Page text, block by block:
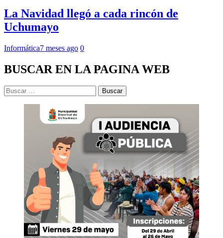
La Navidad llegó a cada rincón de
Uchumayo
Informática7 meses ago 0
BUSCAR EN LA PAGINA WEB
Buscar: